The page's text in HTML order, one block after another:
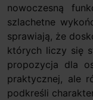
nowoczesną
szlachetne
sprawiają, że
których liczy się
propozycja dla
praktycznej, ale
podkreśli